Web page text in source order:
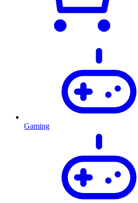
Gaming